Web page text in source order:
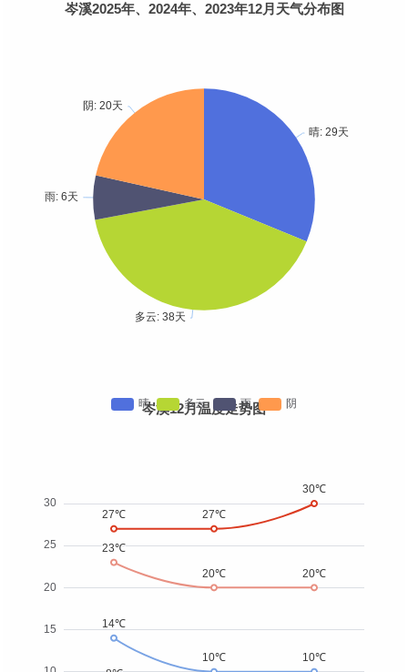
岑溪2025年、2024年、2023年12月天气分布图
岑溪12月温度走势图